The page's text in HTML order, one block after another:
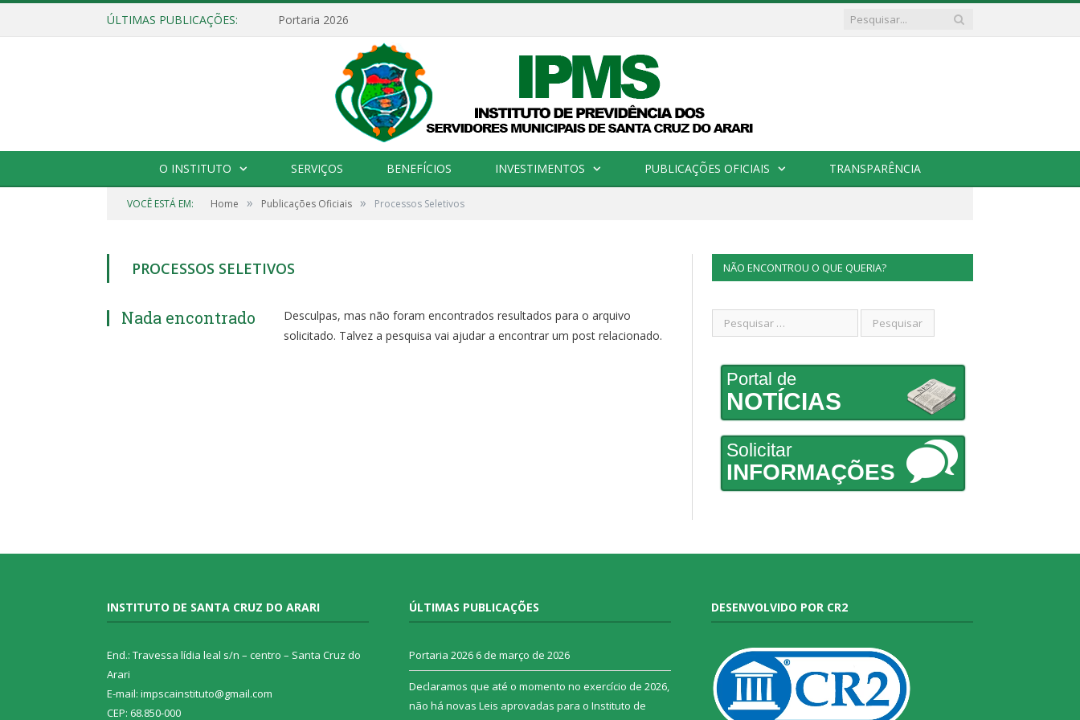
ÚLTIMAS PUBLICAÇÕES: Portaria 2026
O INSTITUTO SERVIÇOS BENEFÍCIOS INVESTIMENTOS PUBLICAÇÕES OFICIAIS TRANSPARÊNCIA
VOCÊ ESTÁ EM: Home » Publicações Oficiais » Processos Seletivos
PROCESSOS SELETIVOS
Nada encontrado
Desculpas, mas não foram encontrados resultados para o arquivo
solicitado. Talvez a pesquisa vai ajudar a encontrar um post relacionado.
NÃO ENCONTROU O QUE QUERIA?
Portal de
NOTÍCIAS
Solicitar
INFORMAÇÕES
INSTITUTO DE SANTA CRUZ DO ARARI
End.: Travessa lídia leal s/n – centro – Santa Cruz do
Arari
E-mail: impscainstituto@gmail.com
CEP: 68.850-000
ÚLTIMAS PUBLICAÇÕES
Portaria 2026 6 de março de 2026
Declaramos que até o momento no exercício de 2026,
não há novas Leis aprovadas para o Instituto de
DESENVOLVIDO POR CR2